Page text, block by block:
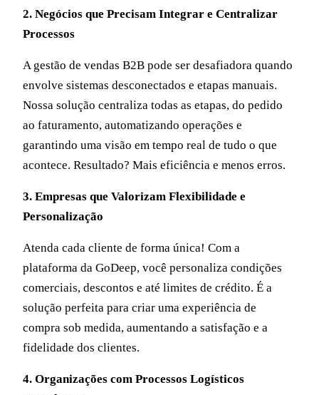
2. Negócios que Precisam Integrar e Centralizar
Processos
A gestão de vendas B2B pode ser desafiadora quando
envolve sistemas desconectados e etapas manuais.
Nossa solução centraliza todas as etapas, do pedido
ao faturamento, automatizando operações e
garantindo uma visão em tempo real de tudo o que
acontece. Resultado? Mais eficiência e menos erros.
3. Empresas que Valorizam Flexibilidade e
Personalização
Atenda cada cliente de forma única! Com a
plataforma da GoDeep, você personaliza condições
comerciais, descontos e até limites de crédito. É a
solução perfeita para criar uma experiência de
compra sob medida, aumentando a satisfação e a
fidelidade dos clientes.
4. Organizações com Processos Logísticos